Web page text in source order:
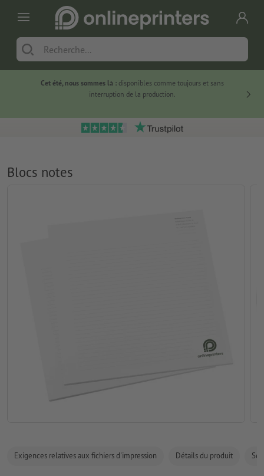
Cet été, nous sommes là :disponibles comme toujours et sans
interruption de la production.
Blocs notes
Exigences relatives aux fichiers d'impression Détails du produit